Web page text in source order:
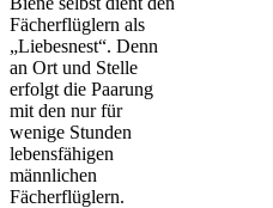
Fächerflüglern als
„Liebesnest“. Denn
an Ort und Stelle
erfolgt die Paarung
mit den nur für
wenige Stunden
lebensfähigen
männlichen
Fächerflüglern.